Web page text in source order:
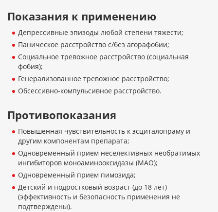
Показания к применению
Депрессивные эпизоды любой степени тяжести;
Паническое расстройство с/без агорафобии;
Социальное тревожное расстройство (социальная
фобия);
Генерализованное тревожное расстройство;
Обсессивно-компульсивное расстройство.
Противопоказания
Повышенная чувствительность к эсциталопраму и
другим компонентам препарата;
Одновременный прием неселективных необратимых
ингибиторов моноаминооксидазы (МАО);
Одновременный прием пимозида;
Детский и подростковый возраст (до 18 лет)
(эффективность и безопасность применения не
подтверждены).